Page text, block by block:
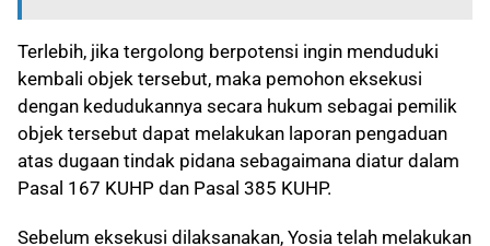
Terlebih, jika tergolong berpotensi ingin menduduki
kembali objek tersebut, maka pemohon eksekusi
dengan kedudukannya secara hukum sebagai pemilik
objek tersebut dapat melakukan laporan pengaduan
atas dugaan tindak pidana sebagaimana diatur dalam
Pasal 167 KUHP dan Pasal 385 KUHP.
Sebelum eksekusi dilaksanakan, Yosia telah melakukan